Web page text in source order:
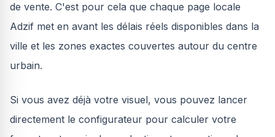
de vente. C'est pour cela que chaque page locale
Adzif met en avant les délais réels disponibles dans la
ville et les zones exactes couvertes autour du centre
urbain.
Si vous avez déjà votre visuel, vous pouvez lancer
directement le configurateur pour calculer votre